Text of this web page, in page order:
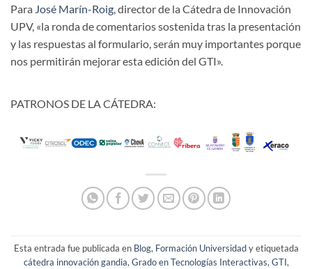
Para José Marín-Roig, director de la Cátedra de Innovación
UPV, «la ronda de comentarios sostenida tras la presentación
y las respuestas al formulario, serán muy importantes porque
nos permitirán mejorar esta edición del GTI».
PATRONOS DE LA CÁTEDRA:
Esta entrada fue publicada en Blog, Formación Universidady etiquetada
cátedra innovación gandia, Grado en Tecnologías Interactivas, GTI,